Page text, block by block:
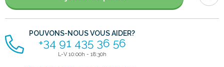
POUVONS-NOUS VOUS AIDER?
+34 91 435 36 56
L-V 10:00h - 18:30h